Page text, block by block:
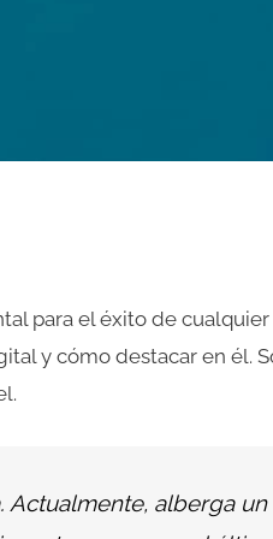
para el éxito de cualquier
y cómo destacar en él.
Actualmente, alberga un